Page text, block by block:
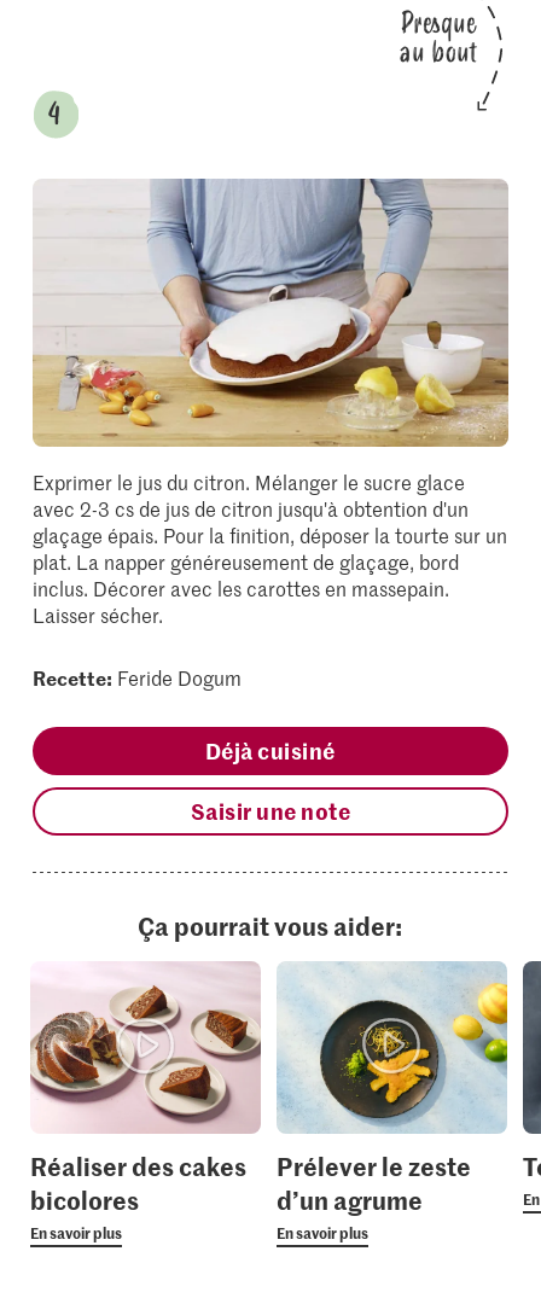
Presque
au bout
Exprimer le jus du citron. Mélanger le sucre glace
avec 2-3 cs de jus de citron jusqu'à obtention d'un
glaçage épais. Pour la finition, déposer la tourte sur un
plat. La napper généreusement de glaçage, bord
inclus. Décorer avec les carottes en massepain.
Laisser sécher.
Recette: Feride Dogum
Déjà cuisiné
Saisir une note
Ça pourrait vous aider:
Réaliser des cakes
bicolores
En savoir plus
Prélever le zeste
d’un agrume
En savoir plus